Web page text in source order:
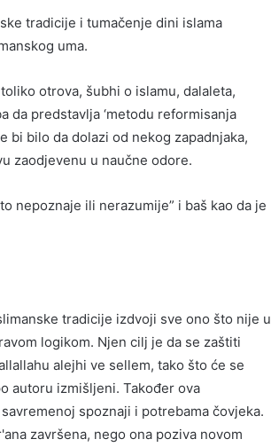
tradicije i tumačenje dini islama
uma.
otrova, šubhi o islamu, dalaleta,
da predstavlja ‘metodu reformisanja
bi bilo da dolazi od nekog zapadnjaka,
zaodjevenu u naučne odore.
nepoznaje ili nerazumije” i baš kao da je
tradicije izdvoji sve ono što nije u
logikom. Njen cilj je da se zaštiti
alejhi ve sellem, tako što će se
autoru izmišljeni. Također ova
spoznaji i potrebama čovjeka.
završena, nego ona poziva novom